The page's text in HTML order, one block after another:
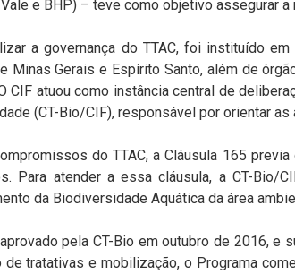
Vale e BHP) – teve como objetivo assegurar
a governança do TTAC, foi instituído
Minas Gerais e Espírito Santo, além de
CIF atuou como instância central de
(CT-Bio/CIF), responsável por orientar
do TTAC, a Cláusula 165
Para atender a essa cláusula, a CT-Bio/
da Biodiversidade Aquática da área
pela CT-Bio em outubro de 2016, e
de tratativas e mobilização, o Programa